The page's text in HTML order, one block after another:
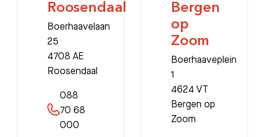
Roosendaal
Boerhaavelaan
25
4708 AE
Roosendaal
088
70 68
000
Bergen
op
Zoom
Boerhaaveplein
1
4624 VT
Bergen op
Zoom